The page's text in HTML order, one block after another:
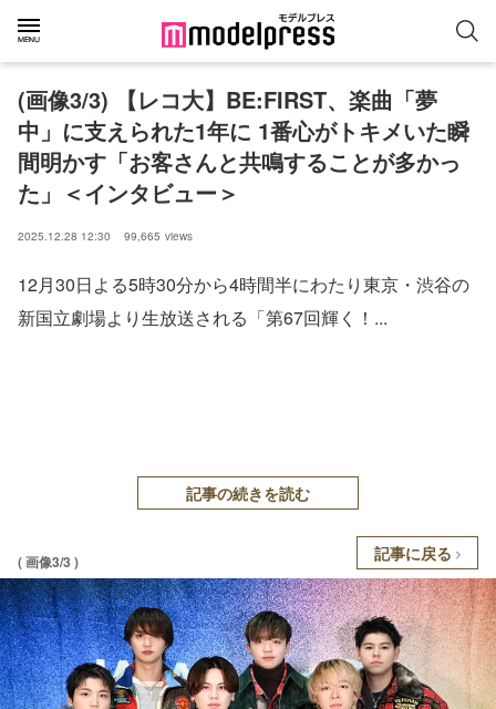
(画像3/3) 【レコ大】BE:FIRST、楽曲「夢
中」に支えられた1年に 1番心がトキメいた瞬
間明かす「お客さんと共鳴することが多かっ
た」＜インタビュー＞
2025.12.28 12:30 99,665 views
12月30日よる5時30分から4時間半にわたり東京・渋谷の
新国立劇場より生放送される「第67回輝く！...
記事の続きを読む
( 画像3/3 ) 記事に戻る